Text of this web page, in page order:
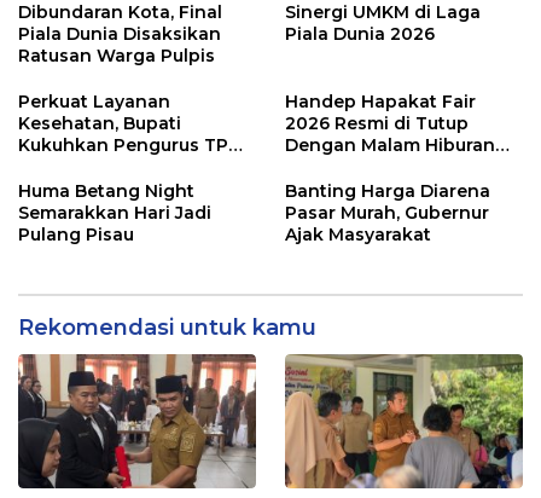
Dibundaran Kota, Final
Piala Dunia Disaksikan
Ratusan Warga Pulpis
Sinergi UMKM di Laga
Piala Dunia 2026
Perkuat Layanan
Kesehatan, Bupati
Kukuhkan Pengurus TP
Handep Hapakat Fair
2026 Resmi di Tutup
Dengan Malam Hiburan
Huma Betang Night
Semarakkan Hari Jadi
Pulang Pisau
Banting Harga Diarena
Pasar Murah, Gubernur
Ajak Masyarakat
Rekomendasi untuk kamu